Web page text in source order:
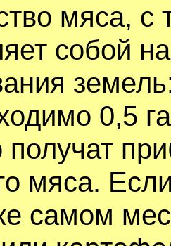
мяса, с
собой
0,5
полyчат
мяса.
самом